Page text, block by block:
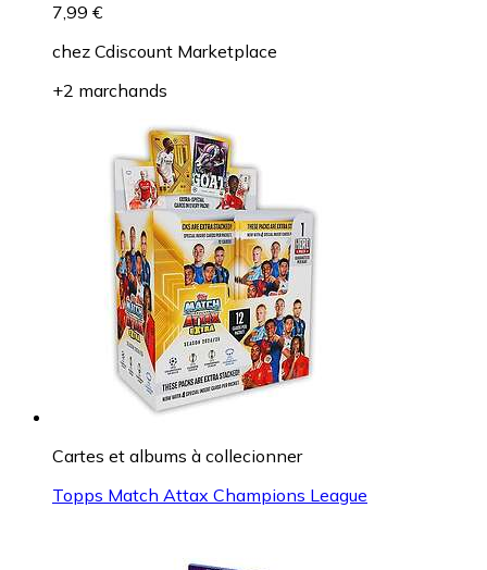
7,99 €
chez Cdiscount Marketplace
+2 marchands
Cartes et albums à collecionner
Topps Match Attax Champions League